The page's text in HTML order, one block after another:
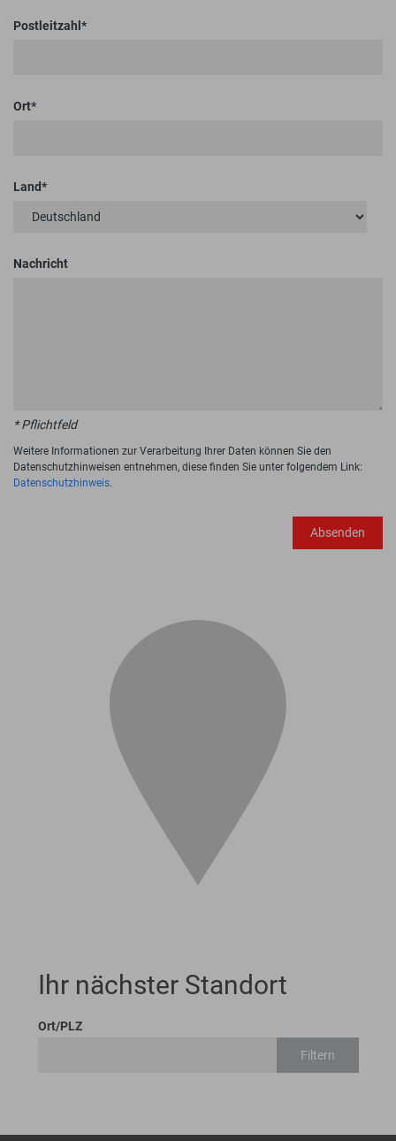
Postleitzahl
Ort
Land
Nachricht
* Pflichtfeld
Weitere Informationen zur Verarbeitung Ihrer Daten können Sie den
Datenschutzhinweisen entnehmen, diese finden Sie unter folgendem Link:
Datenschutzhinweis.
Absenden
Ihr nächster Standort
Ort/PLZ
Filtern